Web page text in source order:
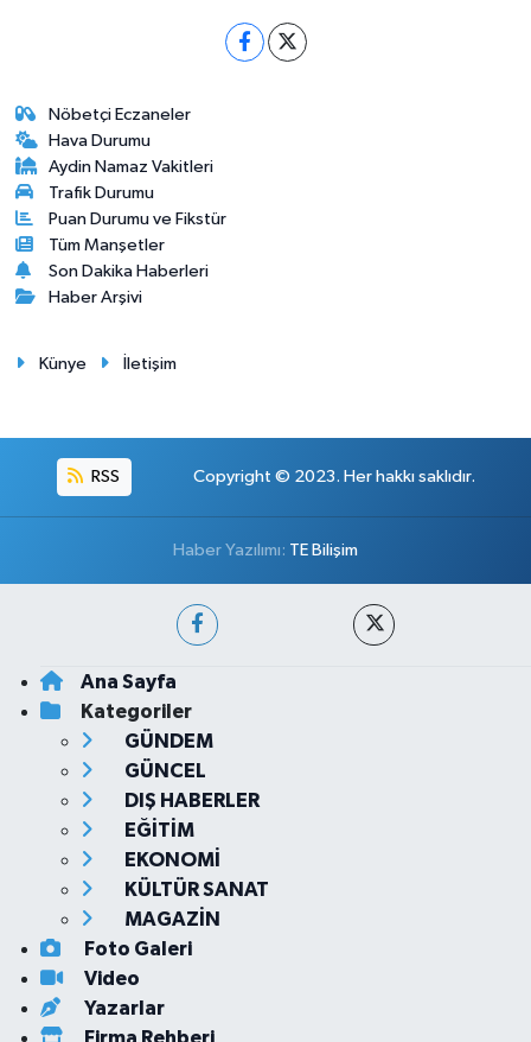
Nöbetçi Eczaneler
Hava Durumu
Aydin Namaz Vakitleri
Trafik Durumu
Puan Durumu ve Fikstür
Tüm Manşetler
Son Dakika Haberleri
Haber Arşivi
Künye İletişim
RSS Copyright © 2023. Her hakkı saklıdır.
Haber Yazılımı: TE Bilişim
Ana Sayfa
Kategoriler
GÜNDEM
GÜNCEL
DIŞ HABERLER
EĞİTİM
EKONOMİ
KÜLTÜR SANAT
MAGAZİN
Foto Galeri
Video
Yazarlar
Firma Rehberi